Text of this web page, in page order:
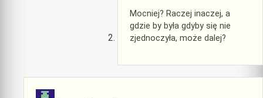
Mocniej? Raczej inaczej, a
gdzie by była gdyby się nie
zjednoczyła, może dalej?